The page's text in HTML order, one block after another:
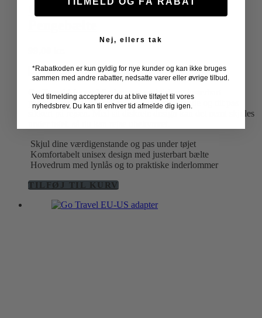
Go Travel – Classic Money Belt
Go Travel Money Minder er et praktisk og justerbart
pengebælte, der beskytter dine værdigenstande og dit pas
sikkert på rejsen. Med sit diskrete design kan det nemt skjules
Skjul dine værdigenstande og pas under tøjet
Komfortabelt unisex design med justerbart bælte
Hovedrum med lynlås og to praktiske inderlommer
TILFØJ TIL KURV
Nej, ellers tak
*Rabatkoden er kun gyldig for nye kunder og kan ikke bruges
sammen med andre rabatter, nedsatte varer eller øvrige tilbud.
Ved tilmelding accepterer du at blive tilføjet til vores
nyhedsbrev. Du kan til enhver tid afmelde dig igen.